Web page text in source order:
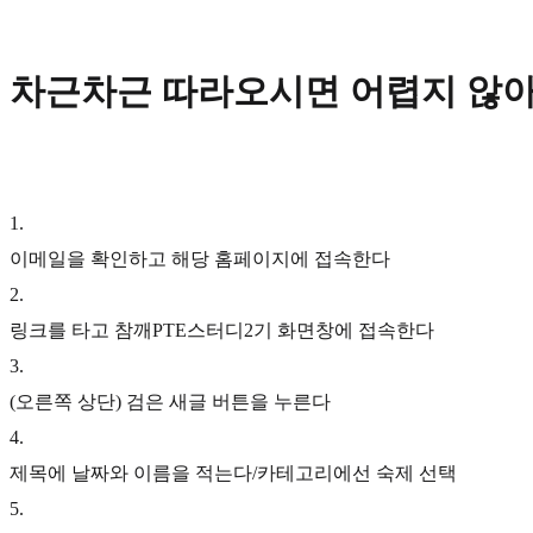
차근차근 따라오시면 어렵지 않
1 .
이메일을 확인하고 해당 홈페이지에 접속한다
2.
링크를 타고 참깨PTE스터디2기 화면창에 접속한다
3.
(오른쪽 상단) 검은 새글 버튼을 누른다
4.
제목에 날짜와 이름을 적는다/카테고리에선 숙제 선택
5.